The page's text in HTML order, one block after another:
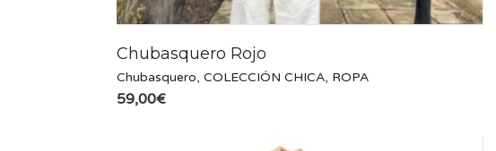
Chubasquero Rojo
Chubasquero, COLECCIÓN CHICA, ROPA
59,00€